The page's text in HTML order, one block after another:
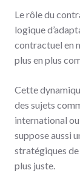
Le rôle du
logique
contractuel en
plus en plus
Cette
des sujets
international
suppose aussi
stratégiques de
plus juste.